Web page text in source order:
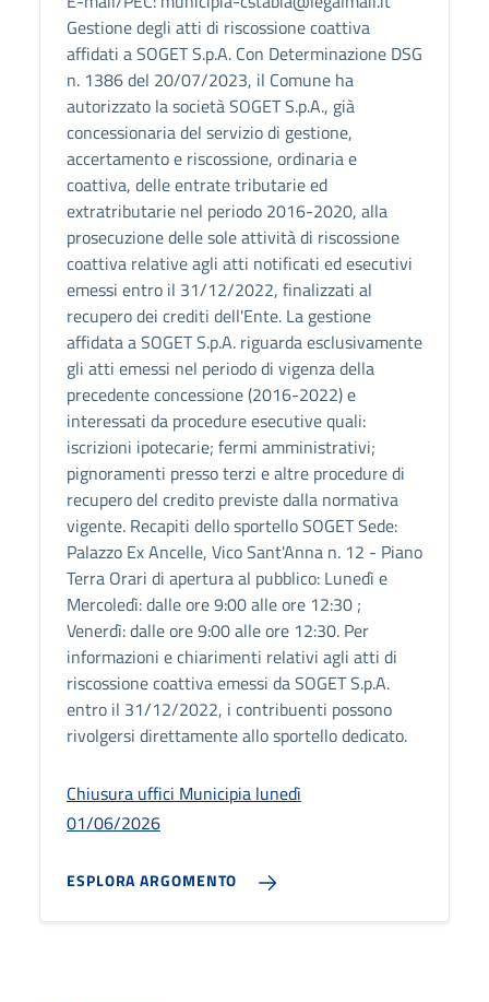
Gestione degli atti di riscossione coattiva
affidati a SOGET S.p.A. Con Determinazione DSG
n. 1386 del 20/07/2023, il Comune ha
autorizzato la società SOGET S.p.A., già
concessionaria del servizio di gestione,
accertamento e riscossione, ordinaria e
coattiva, delle entrate tributarie ed
extratributarie nel periodo 2016-2020, alla
prosecuzione delle sole attività di riscossione
coattiva relative agli atti notificati ed esecutivi
emessi entro il 31/12/2022, finalizzati al
recupero dei crediti dell'Ente. La gestione
affidata a SOGET S.p.A. riguarda esclusivamente
gli atti emessi nel periodo di vigenza della
precedente concessione (2016-2022) e
interessati da procedure esecutive quali:
iscrizioni ipotecarie; fermi amministrativi;
pignoramenti presso terzi e altre procedure di
recupero del credito previste dalla normativa
vigente. Recapiti dello sportello SOGET Sede:
Palazzo Ex Ancelle, Vico Sant'Anna n. 12 - Piano
Terra Orari di apertura al pubblico: Lunedì e
Mercoledì: dalle ore 9:00 alle ore 12:30 ;
Venerdì: dalle ore 9:00 alle ore 12:30. Per
informazioni e chiarimenti relativi agli atti di
riscossione coattiva emessi da SOGET S.p.A.
entro il 31/12/2022, i contribuenti possono
rivolgersi direttamente allo sportello dedicato.
Chiusura uffici Municipia lunedì
01/06/2026
ESPLORA ARGOMENTO